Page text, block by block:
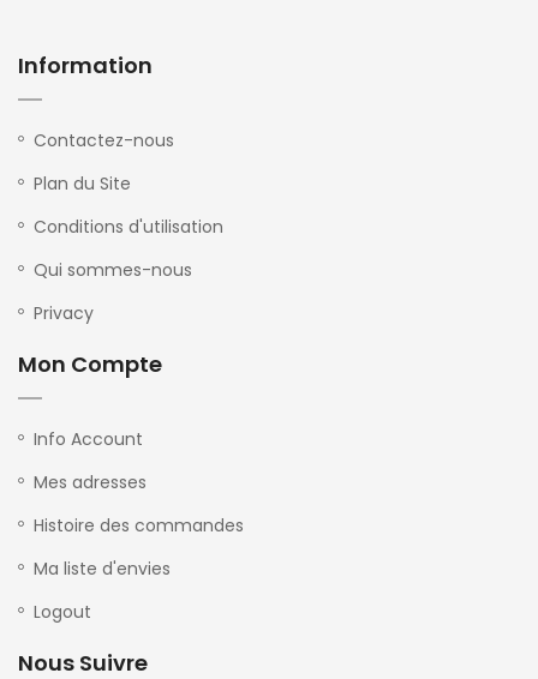
Information
Contactez-nous
Plan du Site
Conditions d'utilisation
Qui sommes-nous
Privacy
Mon Compte
Info Account
Mes adresses
Histoire des commandes
Ma liste d'envies
Logout
Nous Suivre